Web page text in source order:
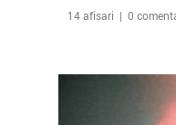
14 afisari | 0